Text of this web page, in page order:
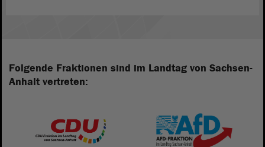
Folgende Fraktionen sind im Landtag von Sachsen-
Anhalt vertreten: